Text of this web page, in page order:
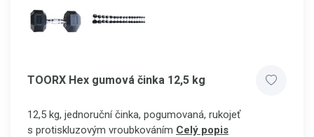
TOORX Hex gumová činka 12,5 kg
12,5 kg, jednoruční činka, pogumovaná, rukojeť
s protiskluzovým vroubkováním Celý popis